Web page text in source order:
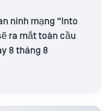
ninh mạng “Into
ra mắt toàn cầu
8 tháng 8